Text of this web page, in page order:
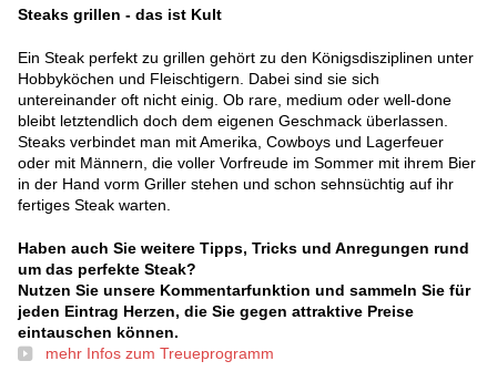
Steaks grillen - das ist Kult
Ein Steak perfekt zu grillen gehört zu den Königsdisziplinen unter
Hobbyköchen und Fleischtigern. Dabei sind sie sich
untereinander oft nicht einig. Ob rare, medium oder well-done
bleibt letztendlich doch dem eigenen Geschmack überlassen.
Steaks verbindet man mit Amerika, Cowboys und Lagerfeuer
oder mit Männern, die voller Vorfreude im Sommer mit ihrem Bier
in der Hand vorm Griller stehen und schon sehnsüchtig auf ihr
fertiges Steak warten.
Haben auch Sie weitere Tipps, Tricks und Anregungen rund
um das perfekte Steak?
Nutzen Sie unsere Kommentarfunktion und sammeln Sie für
jeden Eintrag Herzen, die Sie gegen attraktive Preise
eintauschen können.
mehr Infos zum Treueprogramm